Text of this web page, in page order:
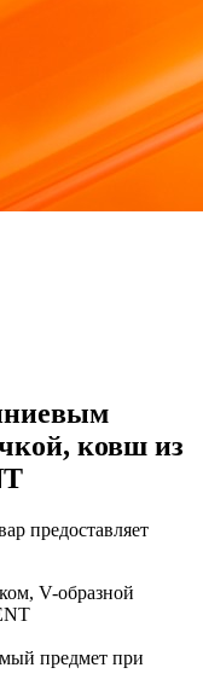
ковш из
предоставляет
V-образной
предмет при